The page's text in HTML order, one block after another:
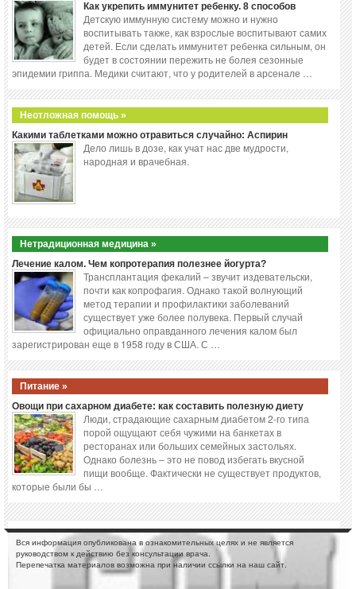
Как укрепить иммунитет ребенку. 8 способов
Детскую иммунную систему можно и нужно
воспитывать также, как взрослые воспитывают самих
детей. Если сделать иммунитет ребенка сильным, он
будет в состоянии пережить не болея сезонные
эпидемии гриппа. Медики считают, что у родителей в арсенале …
Неотложная помощь »
Какими таблетками можно отравиться случайно: Аспирин
Дело лишь в дозе, как учат нас две мудрости,
народная и врачебная.
Нетрадиционная медицина »
Лечение калом. Чем копротерапия полезнее йогурта?
Трансплантация фекалий – звучит издевательски,
почти как копрофагия. Однако такой волнующий
метод терапии и профилактики заболеваний
существует уже более полувека. Первый случай
официально оправданного лечения калом был
зарегистрирован еще в 1958 году в США. С …
Питание »
Овощи при сахарном диабете: как составить полезную диету
Люди, страдающие сахарным диабетом 2-го типа
порой ощущают себя чужими на банкетах в
ресторанах или больших семейных застольях.
Однако болезнь – это не повод избегать вкусной
пищи вообще. Фактически не существует продуктов,
которые были бы …
Вся информация опубликована в ознакомительных целях и не является
руководством к действию без консультации врача.
Перепечатка материалов возможна при наличии ссылки на наш сайт.